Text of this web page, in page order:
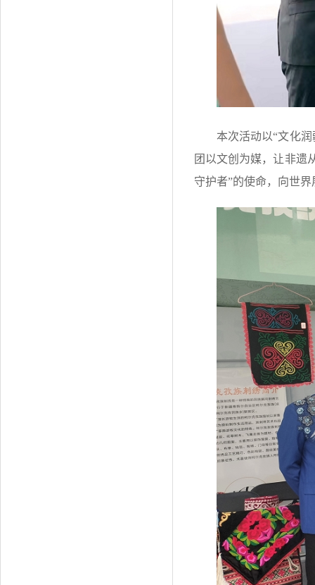
本次活动以“文化
团以文创为媒，让非遗
守护者”的使命，向世